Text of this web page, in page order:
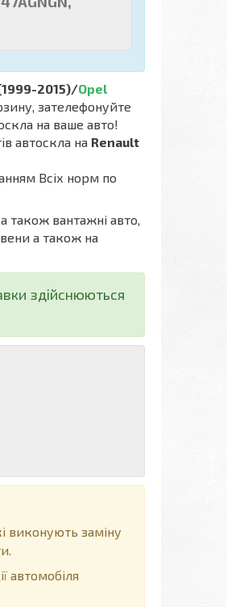
2015)/Opel
зателефонуйте
на ваше авто!
автоскла на Renault
Всіх норм по
також вантажні авто,
а також на
здійснюються
виконують заміну
автомобіля